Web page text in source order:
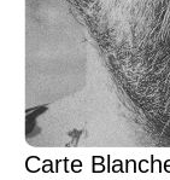
Carte